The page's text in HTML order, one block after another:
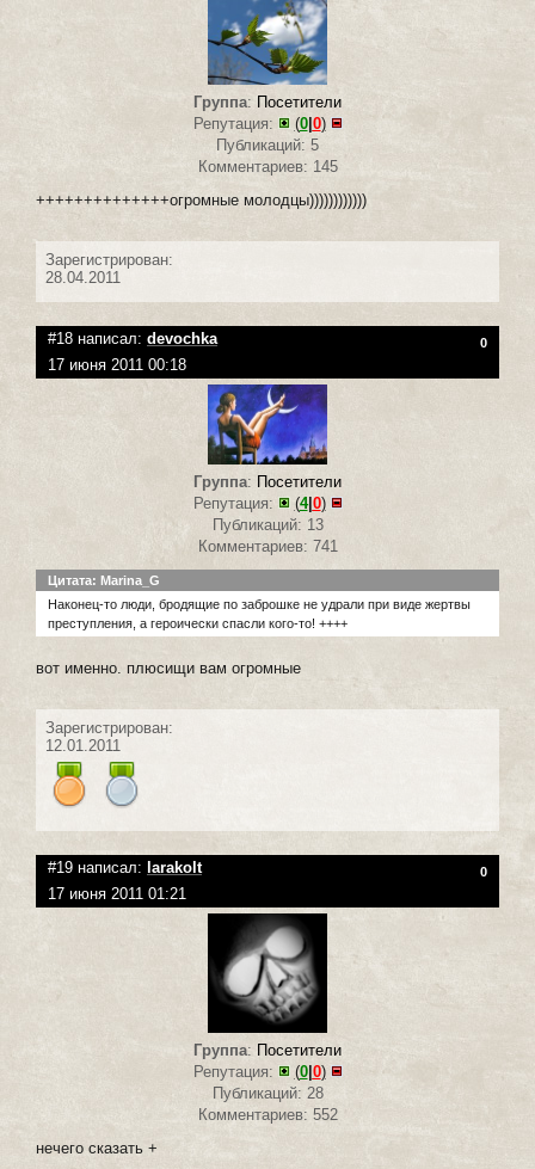
Группа: Посетители
Репутация:
(0|0)
Публикаций: 5
Комментариев: 145
++++++++++++++огромные молодцы))))))))))))
Зарегистрирован:
28.04.2011
#18 написал: devochka 0
17 июня 2011 00:18
Группа: Посетители
Репутация:
(4| 0)
Публикаций: 13
Комментариев: 741
Цитата: Marina_G
Наконец-то люди, бродящие по заброшке не удрали при виде жертвы
преступления, а героически спасли кого-то! ++++
вот именно. плюсищи вам огромные
Зарегистрирован:
12.01.2011
#19 написал: larakolt 0
17 июня 2011 01:21
Группа: Посетители
Репутация:
(0| 0)
Публикаций: 28
Комментариев: 552
нечего сказать +